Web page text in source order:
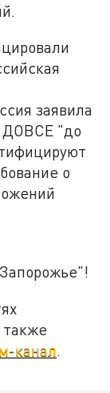
заявила
ДОВСЕ "до
о
также
канал.